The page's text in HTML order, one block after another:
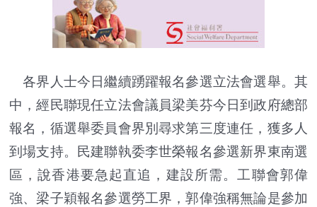
各界人士今日繼續踴躍報名參選立法會選舉。其
中，經民聯現任立法會議員梁美芬今日到政府總部
報名，循選舉委員會界別尋求第三度連任，獲多人
到場支持。民建聯執委李世榮報名參選新界東南選
區，說香港要急起直追，建設所需。工聯會郭偉
強、梁子穎報名參選勞工界，郭偉強稱無論是參加